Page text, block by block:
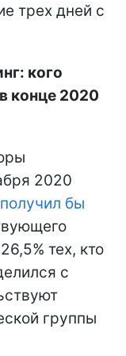
трех дней с
кого
конце 2020
2020
бы
тех, кто
с
группы